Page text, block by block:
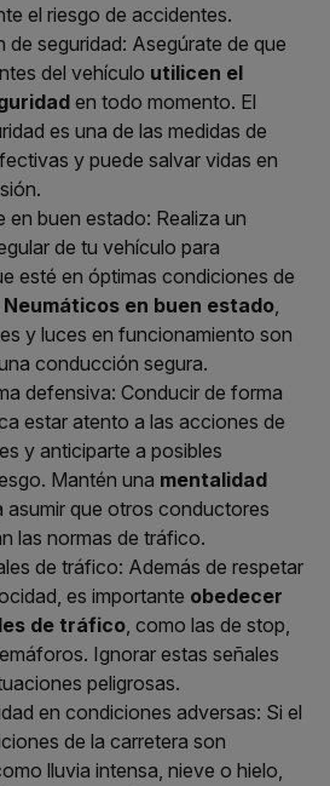
el riesgo de accidentes.
de seguridad: Asegúrate de que
del vehículo utilicen el
en todo momento. El
es una de las medidas de
y puede salvar vidas en
en buen estado: Realiza un
de tu vehículo para
esté en óptimas condiciones de
Neumáticos en buen estado,
y luces en funcionamiento son
conducción segura.
defensiva: Conducir de forma
estar atento a las acciones de
y anticiparte a posibles
Mantén una mentalidad
asumir que otros conductores
las normas de tráfico.
de tráfico: Además de respetar
es importante obedecer
de tráfico, como las de stop,
Ignorar estas señales
peligrosas.
en condiciones adversas: Si el
de la carretera son
lluvia intensa, nieve o hielo,